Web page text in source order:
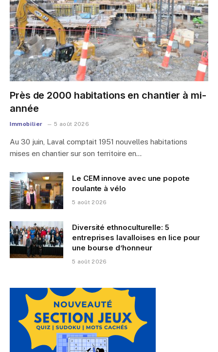
Près de 2000 habitations en chantier à mi-
année
Immobilier 5 août 2026
Au 30 juin, Laval comptait 1951 nouvelles habitations
mises en chantier sur son territoire en…
Le CEM innove avec une popote
roulante à vélo
5 août 2026
Diversité ethnoculturelle: 5
entreprises lavalloises en lice pour
une bourse d’honneur
5 août 2026